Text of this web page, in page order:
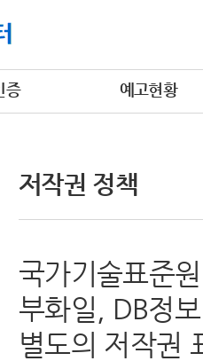
증 예고현황
저작권 정책
국가기술표준
부화일, DB정
별도의 저작권